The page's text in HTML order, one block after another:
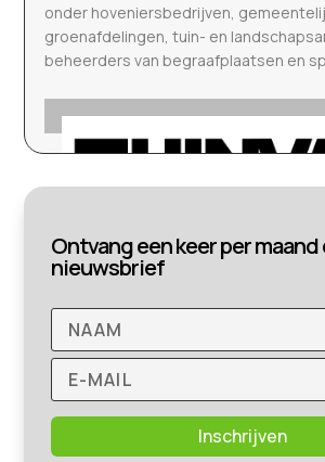
onder hoveniersbedrijven,
groenafdelingen, tuin- en
beheerders van begraafplaatsen en
Ontvang een keer per maand
nieuwsbrief
Inschrijven